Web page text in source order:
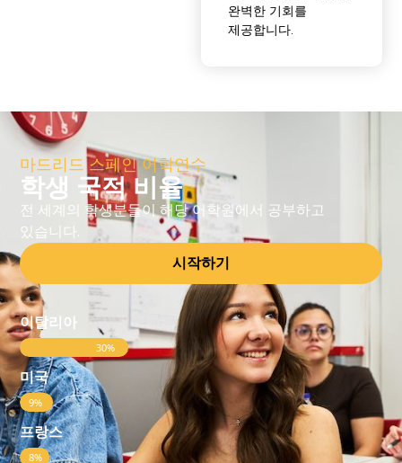
완벽한 기회를
제공합니다.
마드리드 스페인 어학연수
학생 국적 비율
전 세계의 학생분들이 해당 어학원에서 공부하고
있습니다.
시작하기
이탈리아
30%
미국
9%
프랑스
8%